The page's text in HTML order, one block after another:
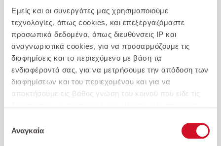
Εμείς και οι συνεργάτες μας χρησιμοποιούμε
τεχνολογίες, όπως cookies, και επεξεργαζόμαστε
προσωπικά δεδομένα, όπως διευθύνσεις IP και
αναγνωριστικά cookies, για να προσαρμόζουμε τις
διαφημίσεις και το περιεχόμενο με βάση τα
ενδιαφέροντά σας, για να μετρήσουμε την απόδοση των
διαφημίσεων και του περιεχομένου και για να
αποκτήσουμε εις βάθος γνώση του κοινού που είδε τις
και την επεξεργασία των προσωπικών σας δεδομένων
για αυτούς τους σκοπούς. Μπορείτε να αλλάξετε γνώμη
συγκατάθεσης
Αναγκαία
Citroen-C3 1.5 BlueHDi 100 S&S Corporate Plus
11.200 €